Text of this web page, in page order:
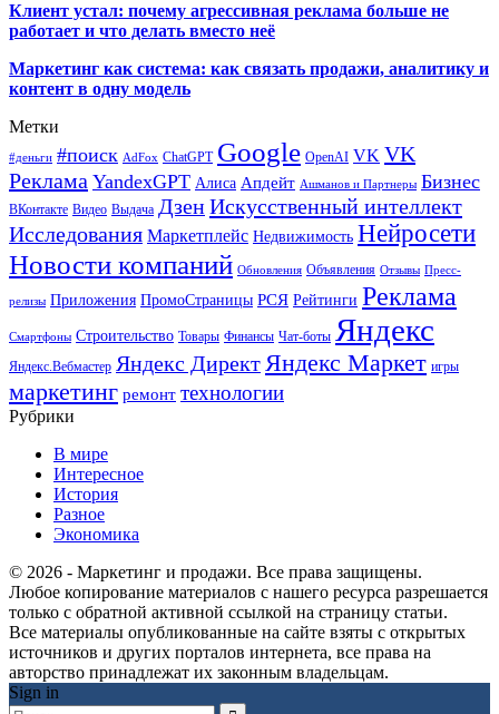
Клиент устал: почему агрессивная реклама больше не
работает и что делать вместо неё
Маркетинг как система: как связать продажи, аналитику и
контент в одну модель
Метки
#деньги #поиск AdFox ChatGPT Google OpenAI VK VK
Реклама YandexGPT Алиса Апдейт Ашманов и Партнеры Бизнес
ВКонтакте Видео Выдача ДзенИскусственный интеллект
Исследования Маркетплейс Недвижимость Нейросети
Новости компаний Обновления Объявления Отзывы Пресс-
релизы Приложения ПромоСтраницы РСЯ Рейтинги Реклама
Смартфоны Строительство Товары Финансы Чат-боты Яндекс
Яндекс.Вебмастер Яндекс ДиректЯндекс Маркет игры
маркетинг ремонт технологии
Рубрики
В мире
Интересное
История
Разное
Экономика
© 2026 - Маркетинг и продажи. Все права защищены.
Любое копирование материалов с нашего ресурса разрешается
только с обратной активной ссылкой на страницу статьи.
Все материалы опубликованные на сайте взяты с открытых
источников и других порталов интернета, все права на
авторство принадлежат их законным владельцам.
Sign in